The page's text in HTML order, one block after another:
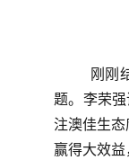
刚刚
题。李荣
注澳佳生
赢得大效